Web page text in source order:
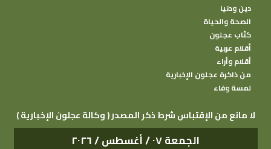
دين ودنيا
الصحة والحياة
كتًاب عجلون
أقلام عربية
أقلام وأراء
من ذاكرة عجلون الإخبارية
لمسة وفاء
( وكالة عجلون الإخبارية ) لا مانع من الإقتباس شرط ذكر المصدر
الجمعة ٠٧ / أغسطس / ٢٠٢٦